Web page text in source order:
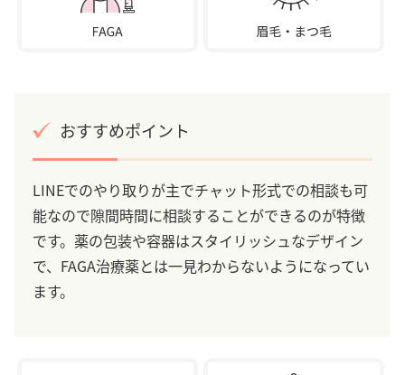
おすすめポイント
LINEでのやり取りが主でチャット形式での相談も可
能なので隙間時間に相談することができるのが特徴
です。薬の包装や容器はスタイリッシュなデザイン
で、FAGA治療薬とは一見わからないようになってい
ます。